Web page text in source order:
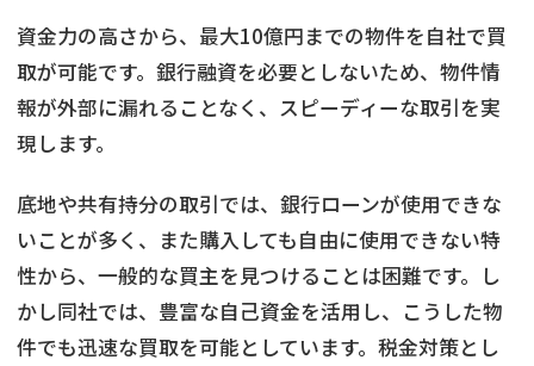
資金力の高さから、最大10億円までの物件を自社で買
取が可能です。銀行融資を必要としないため、物件情
報が外部に漏れることなく、スピーディーな取引を実
現します。
底地や共有持分の取引では、銀行ローンが使用できな
いことが多く、また購入しても自由に使用できない特
性から、一般的な買主を見つけることは困難です。し
かし同社では、豊富な自己資金を活用し、こうした物
件でも迅速な買取を可能としています。税金対策とし